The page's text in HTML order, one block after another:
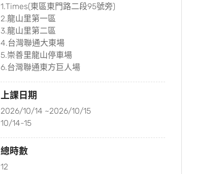
1.Times(東區東門路二段95號旁)
2.龍山里第一區
3.龍山里第二區
4.台灣聯通大東場
5.崇善里龍山停車場
6.台灣聯通東方巨人場
上課日期
2026/10/14 ~2026/10/15
10/14-15
總時數
12